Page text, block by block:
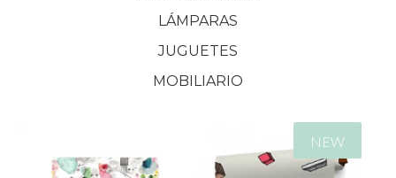
LÁMPARAS
JUGUETES
MOBILIARIO
NEW